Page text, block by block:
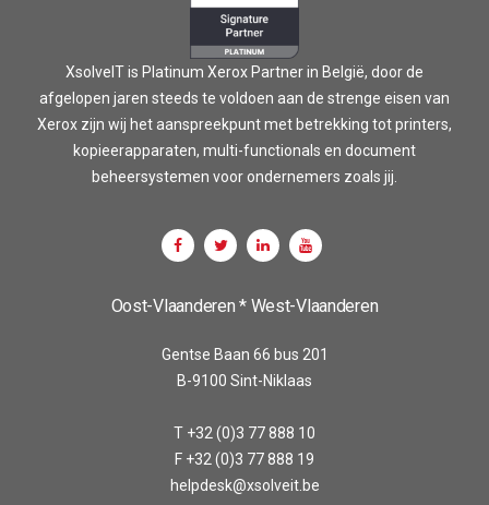
XsolveIT is Platinum Xerox Partner in België, door de
afgelopen jaren steeds te voldoen aan de strenge eisen van
Xerox zijn wij het aanspreekpunt met betrekking tot printers,
kopieerapparaten, multi-functionals en document
beheersystemen voor ondernemers zoals jij.
Oost-Vlaanderen * West-Vlaanderen
Gentse Baan 66 bus 201
B-9100 Sint-Niklaas
T +32 (0)3 77 888 10
F +32 (0)3 77 888 19
helpdesk@xsolveit.be